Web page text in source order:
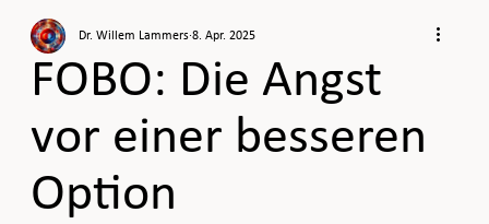
FOBO: Die Angst
vor einer besseren
Option
Dr. Willem Lammers 8. Apr. 2025